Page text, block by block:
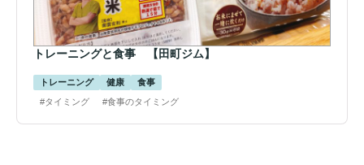
トレーニングと食事 【田町ジム】
トレーニング 健康
食事
#タイミング
#食事のタイミング